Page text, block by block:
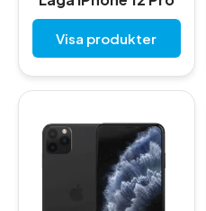
Visa produkter